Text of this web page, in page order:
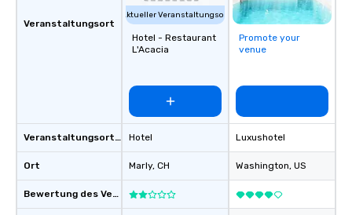
today’s fast-paced world.
Veranstaltungsort
Veranstaltungsortstyp
Ort
Bewertung des Veranstaltungsortes
Aktueller Veranstaltungsort
Hotel - Restaurant
L'Acacia
Hotel
Marly, CH
Promote your
venue
Luxushotel
Washington, US